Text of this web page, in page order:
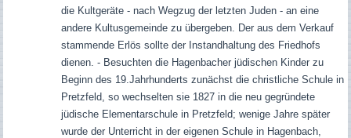
die Kultgeräte - nach Wegzug der letzten Juden - an eine
andere Kultusgemeinde zu übergeben. Der aus dem Verkauf
stammende Erlös sollte der Instandhaltung des Friedhofs
dienen. - Besuchten die Hagenbacher jüdischen Kinder zu
Beginn des 19.Jahrhunderts zunächst die christliche Schule in
Pretzfeld, so wechselten sie 1827 in die neu gegründete
jüdische Elementarschule in Pretzfeld; wenige Jahre später
wurde der Unterricht in der eigenen Schule in Hagenbach,